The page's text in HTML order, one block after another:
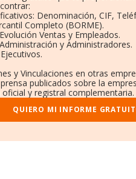
Denominación, CIF,
Completo (BORME).
Ventas y Empleados.
y Administradores.
y Vinculaciones en otras
publicados sobre la
y registral complementaria.
QUIERO MI INFORME